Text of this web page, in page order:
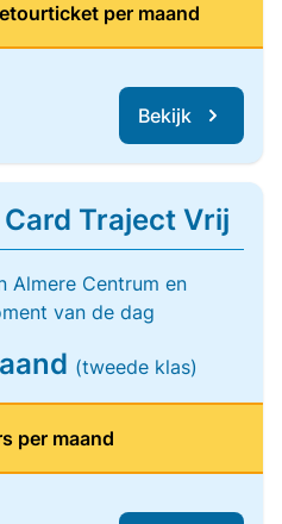
per maand
Bekijk
Traject Vrij
Almere Centrum en
van de dag
(tweede klas)
per maand